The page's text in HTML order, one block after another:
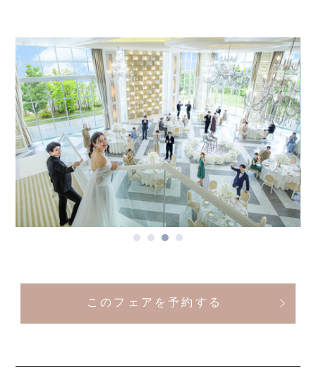
このフェアを予約する